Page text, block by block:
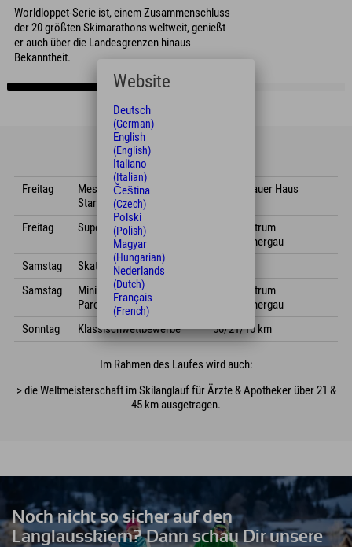
Worldloppet-Serie ist, einem Zusammenschluss
der 20 größten Skimarathons weltweit, genießt
er auch über die Landesgrenzen hinaus
Bekanntheit.
Das Programm
Freitag
Messe &
Startnummerausgabe
Ammergauer Haus
Freitag Supersprint & Eröffnung
Sportzentrum
Oberammergau
Samstag
Skatingwettbewerbe 50/21/10 km
Samstag
Mini-Kini & Technik
Parcours
Sportzentrum
Oberammergau
Sonntag
Klassischwettbewerbe 50/21/10 km
Im Rahmen des Laufes wird auch:
> die Weltmeisterschaft im Skilanglauf für Ärzte & Apotheker über 21 &
45 km ausgetragen.
Noch nicht so sicher auf den
Langlausskiern? Dann schau Dir unsere
Website
Deutsch
(German)
English
(English)
Italiano
(Italian)
Čeština
(Czech)
Polski
(Polish)
Magyar
(Hungarian)
Nederlands
(Dutch)
Français
(French)